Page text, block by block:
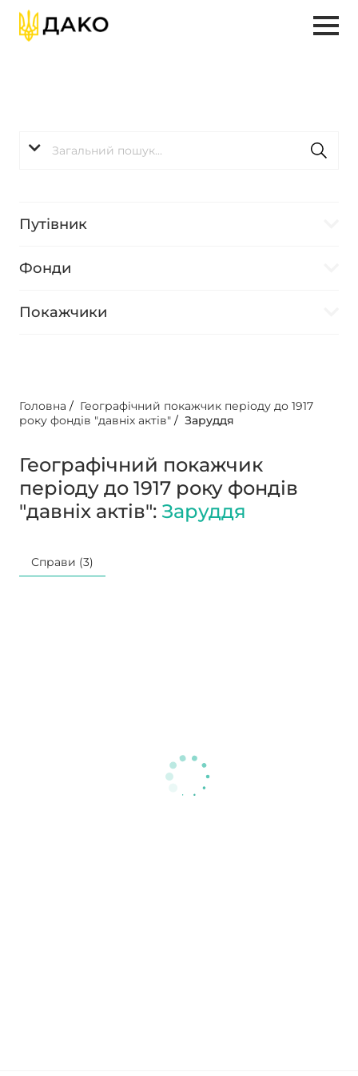
Путівник
Фонди
Покажчики
Головна / Географічний покажчик періоду до 1917
року фондів "давніх актів" / Заруддя
Географічний покажчик
періоду до 1917 року фондів
"давніх актів": Заруддя
Справи (3)